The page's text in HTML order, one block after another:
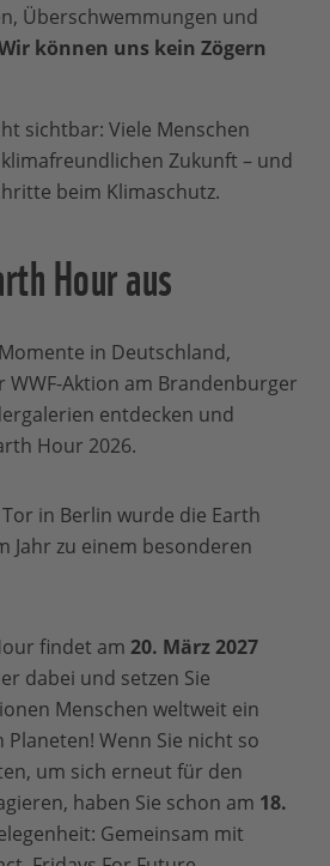
Überschwemmungen und
können uns kein Zögern
sichtbar: Viele Menschen
Zukunft – und
beim Klimaschutz.
Hour aus
in Deutschland,
Aktion am Brandenburger
entdecken und
Hour 2026.
in Berlin wurde die Earth
Jahr zu einem besonderen
findet am 20. März 2027
dabei und setzen Sie
Menschen weltweit ein
Wenn Sie nicht so
um sich erneut für den
haben Sie schon am 18.
Gemeinsam mit